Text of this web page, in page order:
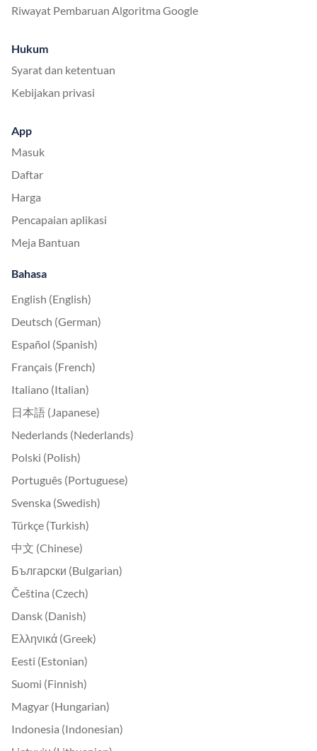
Riwayat Pembaruan Algoritma Google
Hukum
Syarat dan ketentuan
Kebijakan privasi
App
Masuk
Daftar
Harga
Pencapaian aplikasi
Meja Bantuan
Bahasa
English (English)
Deutsch (German)
Español (Spanish)
Français (French)
Italiano (Italian)
日本語 (Japanese)
Nederlands (Nederlands)
Polski (Polish)
Português (Portuguese)
Svenska (Swedish)
Türkçe (Turkish)
中文 (Chinese)
Български (Bulgarian)
Čeština (Czech)
Dansk (Danish)
Ελληνικά (Greek)
Eesti (Estonian)
Suomi (Finnish)
Magyar (Hungarian)
Indonesia (Indonesian)